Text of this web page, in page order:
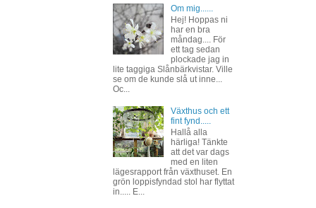
Om mig......
Hej! Hoppas ni
har en bra
måndag.... För
ett tag sedan
plockade jag in
lite taggiga Slånbärkvistar. Ville
se om de kunde slå ut inne...
Oc...
Växthus och ett
fint fynd.....
Hallå alla
härliga! Tänkte
att det var dags
med en liten
lägesrapport från växthuset. En
grön loppisfyndad stol har flyttat
in..... E...